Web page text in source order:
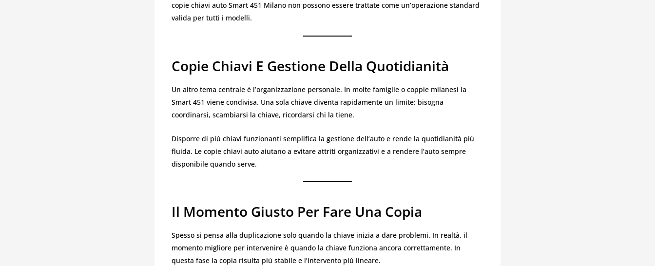
copie chiavi auto Smart 451 Milano non possono essere trattate come un’operazione standard
valida per tutti i modelli.
Copie Chiavi E Gestione Della Quotidianità
Un altro tema centrale è l’organizzazione personale. In molte famiglie o coppie milanesi la
Smart 451 viene condivisa. Una sola chiave diventa rapidamente un limite: bisogna
coordinarsi, scambiarsi la chiave, ricordarsi chi la tiene.
Disporre di più chiavi funzionanti semplifica la gestione dell’auto e rende la quotidianità più
fluida. Le copie chiavi auto aiutano a evitare attriti organizzativi e a rendere l’auto sempre
disponibile quando serve.
Il Momento Giusto Per Fare Una Copia
Spesso si pensa alla duplicazione solo quando la chiave inizia a dare problemi. In realtà, il
momento migliore per intervenire è quando la chiave funziona ancora correttamente. In
questa fase la copia risulta più stabile e l’intervento più lineare.